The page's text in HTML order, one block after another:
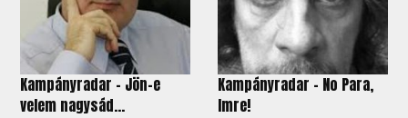
Kampányradar – Jön-e
velem nagysád...
Kampányradar – No Para,
Imre!